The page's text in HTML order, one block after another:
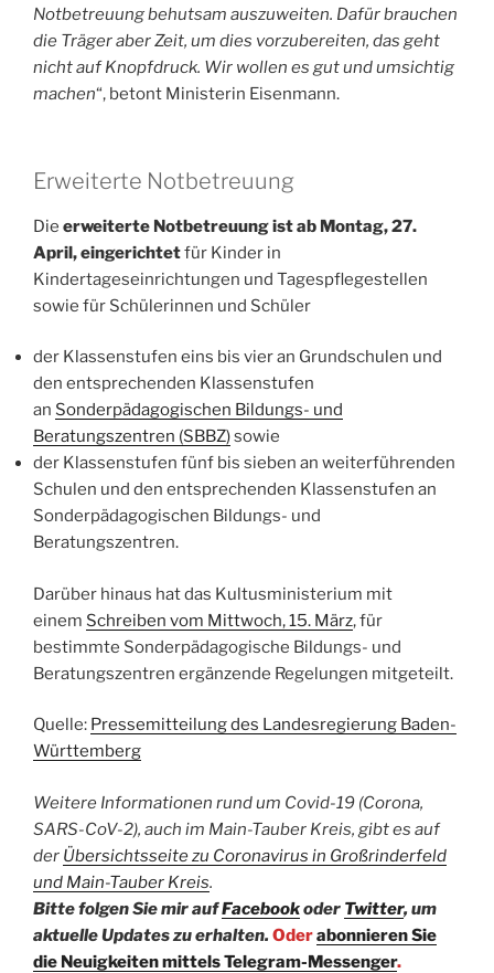
Notbetreuung behutsam auszuweiten. Dafür brauchen
die Träger aber Zeit, um dies vorzubereiten, das geht
nicht auf Knopfdruck. Wir wollen es gut und umsichtig
machen“, betont Ministerin Eisenmann.
Erweiterte Notbetreuung
Die erweiterte Notbetreuung ist ab Montag, 27.
April, eingerichtetfür Kinder in
Kindertageseinrichtungen und Tagespflegestellen
sowie für Schülerinnen und Schüler
der Klassenstufen eins bis vier an Grundschulen und
den entsprechenden Klassenstufen
an Sonderpädagogischen Bildungs- und
Beratungszentren (SBBZ)sowie
der Klassenstufen fünf bis sieben an weiterführenden
Schulen und den entsprechenden Klassenstufen an
Sonderpädagogischen Bildungs- und
Beratungszentren.
Darüber hinaus hat das Kultusministerium mit
einem Schreiben vom Mittwoch, 15. März, für
bestimmte Sonderpädagogische Bildungs- und
Beratungszentren ergänzende Regelungen mitgeteilt.
Quelle: Pressemitteilung des Landesregierung Baden-
Württemberg
Weitere Informationen rund um Covid-19 (Corona,
SARS-CoV-2), auch im Main-Tauber Kreis, gibt es auf
der Übersichtsseite zu Coronavirus in Großrinderfeld
und Main-Tauber Kreis.
Bitte folgen Sie mir aufFacebookoder Twitter, um
aktuelle Updates zu erhalten. Oderabonnieren Sie
die Neuigkeiten mittels Telegram-Messenger.